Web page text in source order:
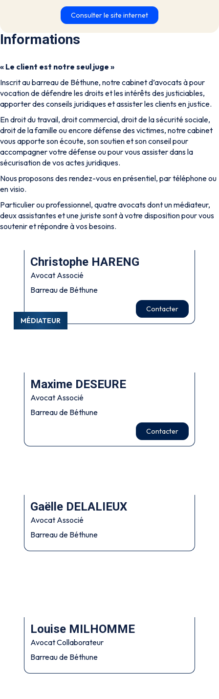
Consulter le site internet
Informations
« Le client est notre seul juge »
Inscrit au barreau de Béthune, notre cabinet d’avocats à pour
vocation de défendre les droits et les intérêts des justiciables,
apporter des conseils juridiques et assister les clients en justice.
En droit du travail, droit commercial, droit de la sécurité sociale,
droit de la famille ou encore défense des victimes, notre cabinet
vous apporte son écoute, son soutien et son conseil pour
accompagner votre défense ou pour vous assister dans la
sécurisation de vos actes juridiques.
Nous proposons des rendez-vous en présentiel, par téléphone ou
en visio.
Particulier ou professionnel, quatre avocats dont un médiateur,
deux assistantes et une juriste sont à votre disposition pour vous
soutenir et répondre à vos besoins.
MÉDIATEUR
Christophe HARENG
Avocat Associé
Barreau de Béthune
Contacter
Maxime DESEURE
Avocat Associé
Barreau de Béthune
Contacter
Gaëlle DELALIEUX
Avocat Associé
Barreau de Béthune
Louise MILHOMME
Avocat Collaborateur
Barreau de Béthune